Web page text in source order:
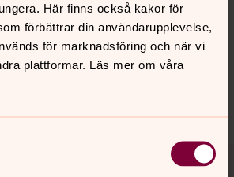
Här finns också kakor för
förbättrar din användarupplevelse,
för marknadsföring och när vi
plattformar. Läs mer om våra
2023
frågor på sidans